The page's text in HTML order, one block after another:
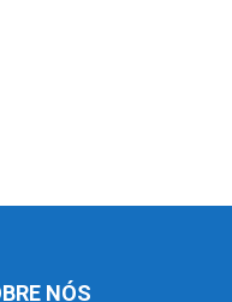
NÓS